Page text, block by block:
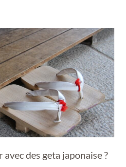
des geta japonaise ?